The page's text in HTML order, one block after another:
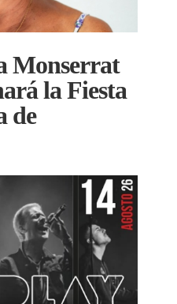
Monserrat
la Fiesta
de